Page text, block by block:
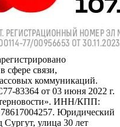
сфере связи,
коммуникаций.
83364 от 03 июня 2022 г.
ИНН/КПП:
Юридический
улица 30 лет